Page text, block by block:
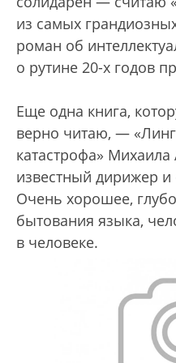
из самых
роман об
о рутине 20-х годов
Еще одна книга,
верно читаю, —
катастрофа»
известный дирижер
Очень хорошее,
бытования языка,
в человеке.